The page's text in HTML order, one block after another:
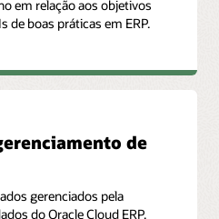
Análise de compras por
descontos, enviados,
Análise do recebimento
pela entrega, rejeição,
projeto (ITD)
Margem do orçamento
atual do projeto (ITD)
em relação aos objetivos
de boas práticas em ERP.
de
gerenciados pela
do Oracle Cloud ERP.